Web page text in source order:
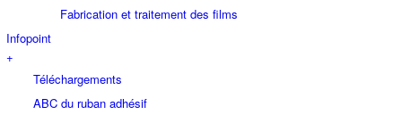
Fabrication et traitement des films
Infopoint
+
Téléchargements
ABC du ruban adhésif